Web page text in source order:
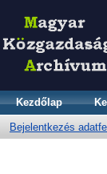
Kezdőlap
Bejelentkezés